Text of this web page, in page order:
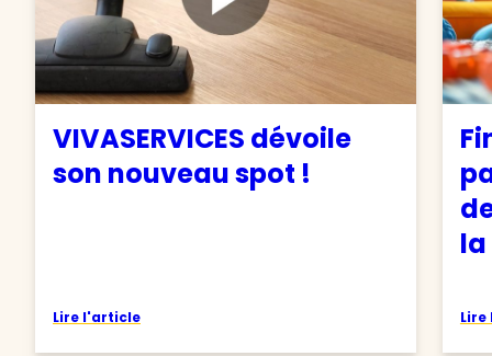
VIVASERVICES dévoile
son nouveau spot !
Lire l'article
la